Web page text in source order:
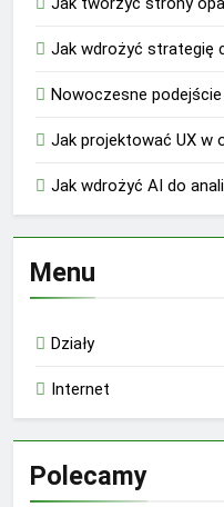
Jak wdrożyć strategię
Nowoczesne podejście
Jak projektować UX w
Jak wdrożyć AI do
Menu
Działy
Internet
Polecamy